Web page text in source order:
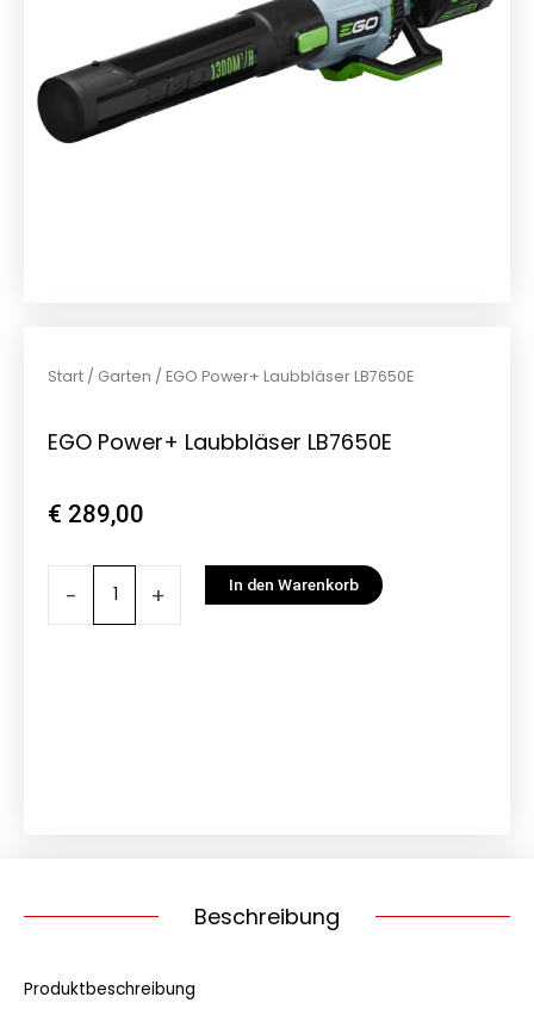
Start / Garten / EGO Power+ Laubbläser LB7650E
EGO Power+ Laubbläser LB7650E
€ 289,00
- + In den Warenkorb
Beschreibung
Produktbeschreibung